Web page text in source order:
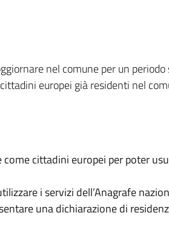
nel comune per un
europei già residenti nel
come cittadini europei per poter
i servizi dell’Anagrafe
una dichiarazione di